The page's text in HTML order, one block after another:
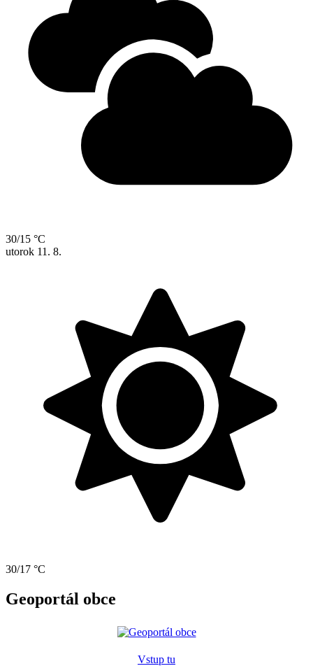
30/15 °C
utorok 11. 8.
30/17 °C
Geoportál obce
Vstup tu